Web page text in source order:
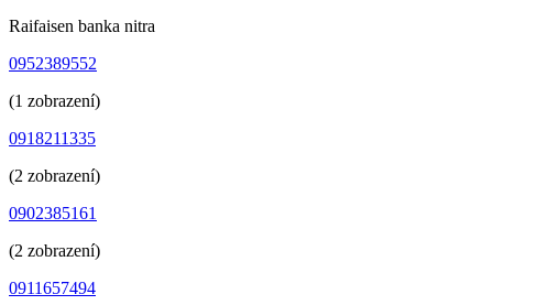
Raifaisen banka nitra
0952389552
(1 zobrazení)
0918211335
(2 zobrazení)
0902385161
(2 zobrazení)
0911657494